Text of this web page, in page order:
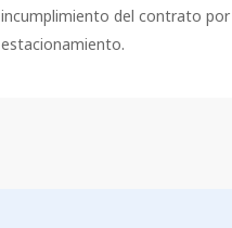
incumplimiento del contrato
estacionamiento.